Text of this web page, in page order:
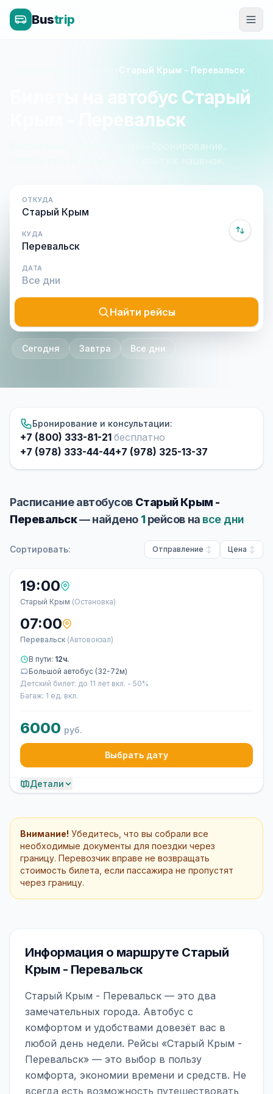
Bustrip
Старый Крым - Перевальск
Билеты на автобус Старый
Крым - Перевальск
Расписание, цены и онлайн-бронирование.
Оплата при посадке, без скрытых наценок.
ОТКУДА
КУДА
ДАТА
Найти рейсы
Сегодня Завтра Все дни
Бронирование и консультации:
+7 (800) 333-81-21 бесплатно
+7 (978) 333-44-44+7 (978) 325-13-37
Расписание автобусов Старый Крым -
Перевальск— найдено 1рейсов на все дни
Сортировать: Отправление Цена
19:00
Старый Крым (Остановка)
07:00
Перевальск (Автовокзал)
В пути: 12ч.
Большой автобус (32-72м)
Детский билет: до 11 лет вкл. - 50%
Багаж: 1 ед. вкл.
6000 руб.
Выбрать дату
Детали
Внимание! Убедитесь, что вы собрали все
необходимые документы для поездки через
границу. Перевозчик вправе не возвращать
стоимость билета, если пассажира не пропустят
через границу.
Информация о маршруте Старый
Крым - Перевальск
Старый Крым - Перевальск — это два
замечательных города. Автобус с
комфортом и удобствами довезёт вас в
любой день недели. Рейсы «Старый Крым -
Перевальск» — это выбор в пользу
комфорта, экономии времени и средств. Не
всегда есть возможность путешествовать